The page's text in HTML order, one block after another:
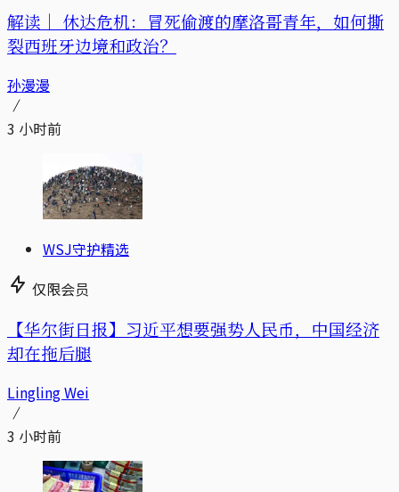
解读｜ 休达危机：冒死偷渡的摩洛哥青年，如何撕
裂西班牙边境和政治？
孙漫漫
3 小时前
WSJ守护精选
仅限会员
【华尔街日报】习近平想要强势人民币，中国经济
却在拖后腿
Lingling Wei
3 小时前